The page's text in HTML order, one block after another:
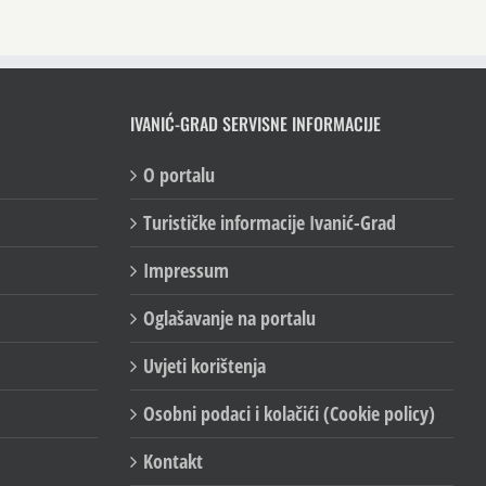
IVANIĆ-GRAD SERVISNE INFORMACIJE
O portalu
Turističke informacije Ivanić-Grad
Impressum
Oglašavanje na portalu
Uvjeti korištenja
Osobni podaci i kolačići (Cookie policy)
Kontakt